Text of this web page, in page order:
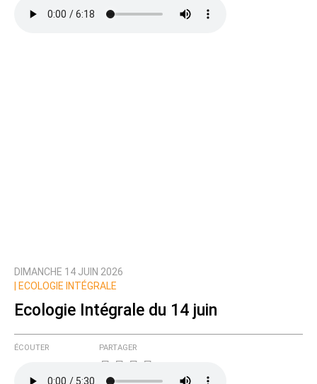
DIMANCHE 14 JUIN 2026
ECOLOGIE INTÉGRALE
Ecologie Intégrale du 14 juin
ÉCOUTER PARTAGER